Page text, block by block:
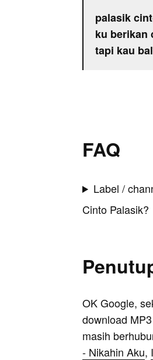
palasik
ku berikan
tapi kau
FAQ
Label /
Cinto Palasik?
OK Google,
download
masih
- Nikahin Aku,